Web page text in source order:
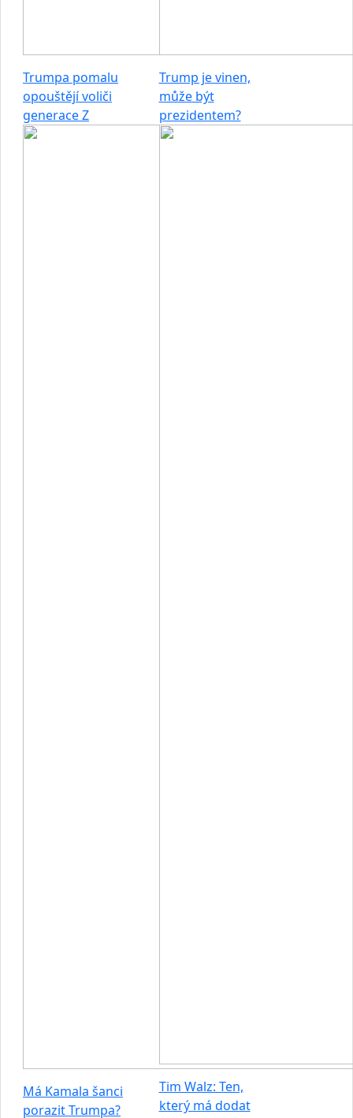
Trumpa pomalu
opouštějí voliči
generace Z
Trump je vinen,
může být
prezidentem?
Má Kamala šanci
porazit Trumpa?
Tim Walz: Ten,
který má dodat